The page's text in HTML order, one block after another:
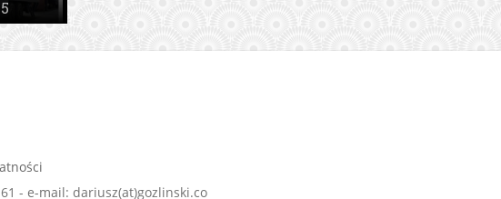
- e-mail: dariusz(at)gozlinski.co